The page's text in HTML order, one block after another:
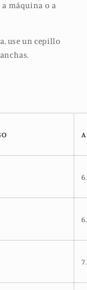
máquina o a
use un cepillo